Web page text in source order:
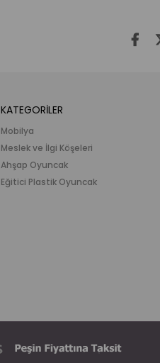
KATEGORİLER
Mobilya
Meslek ve İlgi Köşeleri
Ahşap Oyuncak
Eğitici Plastik Oyuncak